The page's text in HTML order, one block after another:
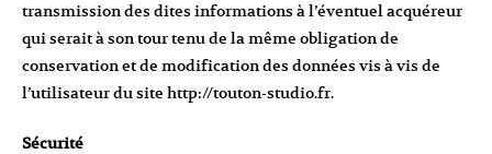
transmission des dites informations à l’éventuel acquéreur
qui serait à son tour tenu de la même obligation de
conservation et de modification des données vis à vis de
l’utilisateur du site http://touton-studio.fr.
Sécurité